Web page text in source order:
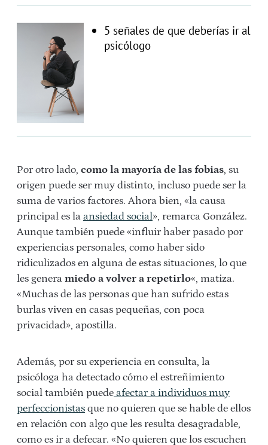
5 señales de que deberías ir al
psicólogo
Por otro lado, como la mayoría de las fobias, su
origen puede ser muy distinto, incluso puede ser la
suma de varios factores. Ahora bien, «la causa
principal es la ansiedad social», remarca González.
Aunque también puede «influir haber pasado por
experiencias personales, como haber sido
ridiculizados en alguna de estas situaciones, lo que
les genera miedo a volver a repetirlo«, matiza.
«Muchas de las personas que han sufrido estas
burlas viven en casas pequeñas, con poca
privacidad», apostilla.
Además, por su experiencia en consulta, la
psicóloga ha detectado cómo el estreñimiento
social también puede afectar a individuos muy
perfeccionistas que no quieren que se hable de ellos
en relación con algo que les resulta desagradable,
como es ir a defecar. «No quieren que los escuchen